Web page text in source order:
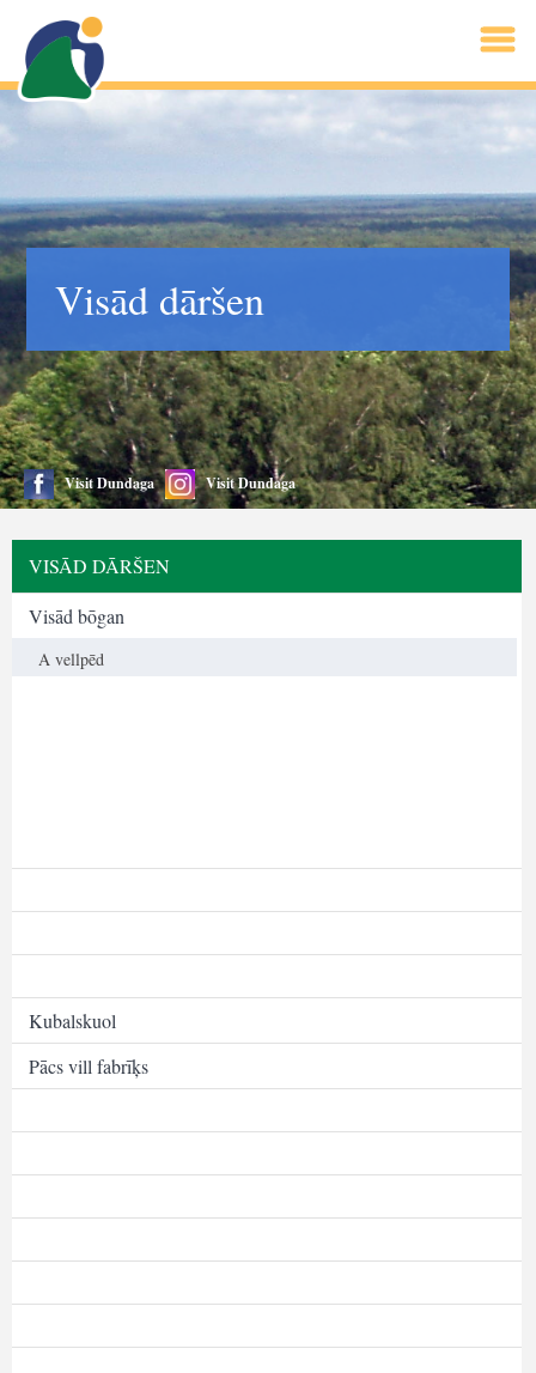
Visād dāršen
Visit Dundaga Visit Dundaga
VISĀD DĀRŠEN
Visād bōgan
A vellpēd
Kubalskuol
Pācs vill fabrīķs